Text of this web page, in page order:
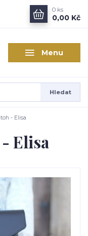
Menu
Hledat
0 ks
0,00 Kč
- Elisa
Elisa